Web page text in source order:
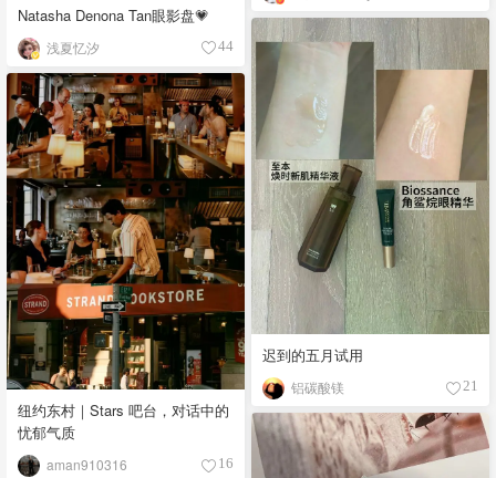
Natasha Denona Tan眼影盘💗
浅夏忆汐 44
迟到的五月试用
铝碳酸镁 21
纽约东村｜Stars 吧台，对话中的
忧郁气质
aman910316 16